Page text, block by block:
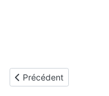
Article précédent :
Précédent